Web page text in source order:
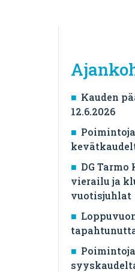
Kauden
12.6.2026
Poimintoja
DG
vierailu ja
vuotisjuhlat
Poimintoja